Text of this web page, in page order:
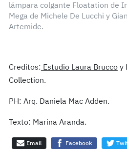
lámpara colgante Floatation de
Mega de Michele De Lucchi y
Artemide.
Creditos: Estudio Laura Bruccoy
Collection.
PH: Arq. Daniela Mac Adden.
Texto: Marina Aranda.
Email Facebook